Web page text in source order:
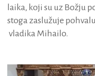
laika, koji su uz Božju
stoga zaslužuje
vladika Mihailo.